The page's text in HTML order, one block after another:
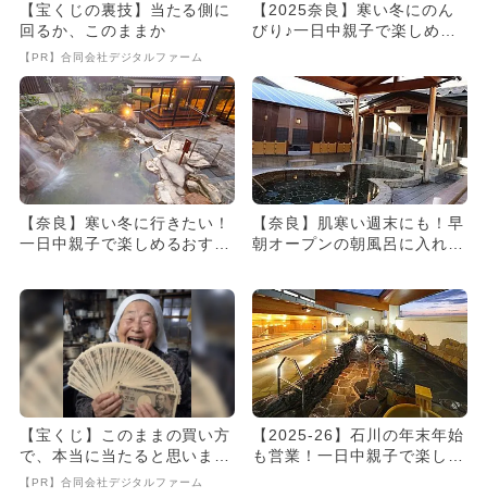
【宝くじの裏技】当たる側に
回るか、このままか
【PR】合同会社デジタルファーム
【2025奈良】寒い冬にのん
びり♪一日中親子で楽しめる
【奈良】寒い冬に行きたい！
一日中親子で楽しめるおすす
【奈良】肌寒い週末にも！早
朝オープンの朝風呂に入れる
【宝くじ】このままの買い方
で、本当に当たると思います
か
【PR】合同会社デジタルファーム
【2025-26】石川の年末年始
も営業！一日中親子で楽しめ